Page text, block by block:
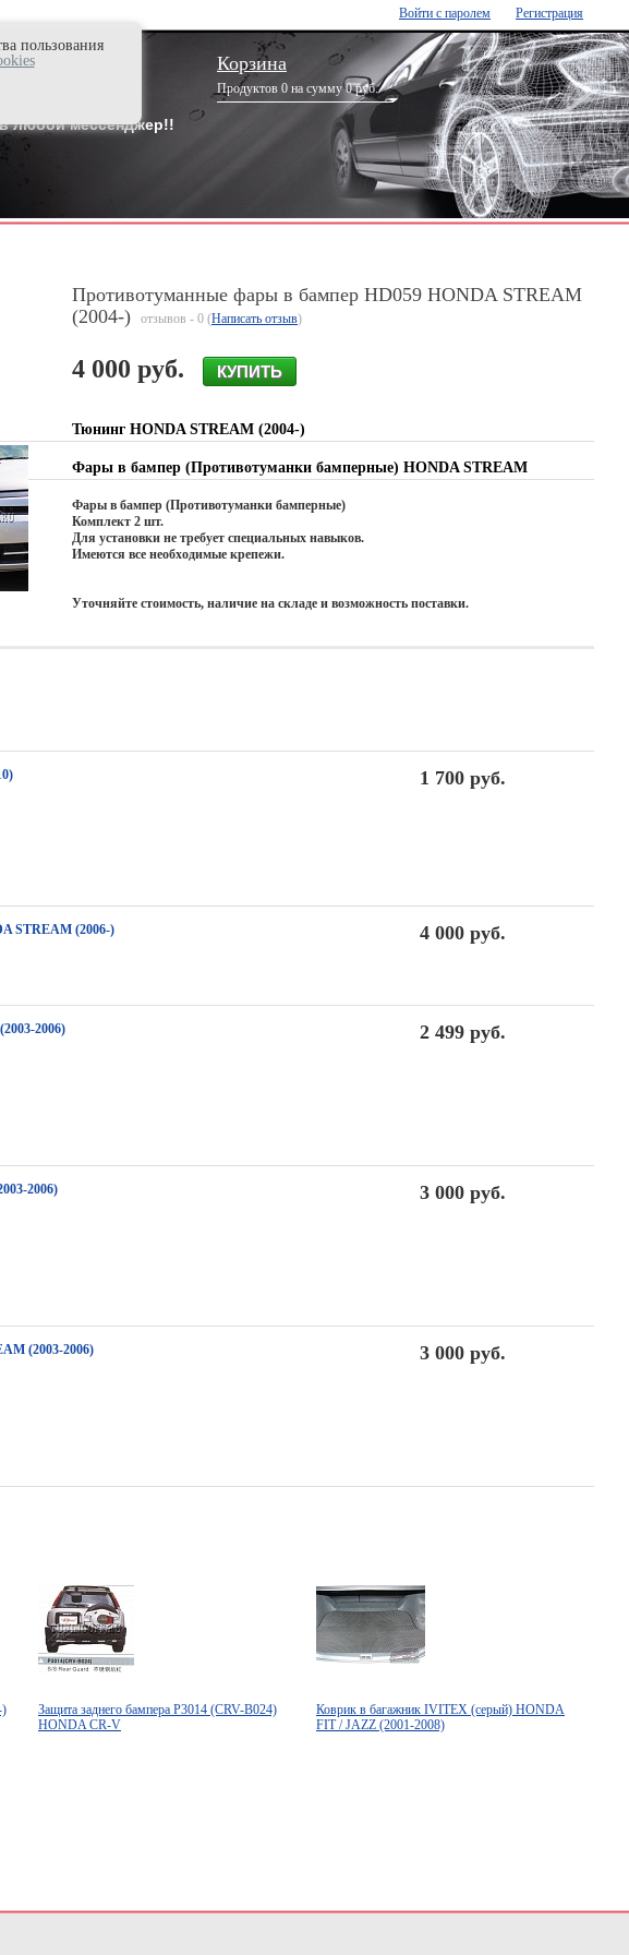
Войти с паролем Регистрация
Корзина
Продуктов 0 на сумму 0 руб.
любой мессенджер!!
Противотуманные фары в бампер HD059 HONDA STREAM
(2004-)
отзывов - 0 (Написать отзыв)
4 000 руб.
Тюнинг HONDA STREAM (2004-)
Фары в бампер (Противотуманки бамперные) HONDA STREAM
Фары в бампер (Противотуманки бамперные)
Комплект 2 шт.
Для установки не требует специальных навыков.
Имеются все необходимые крепежи.
Уточняйте стоимость, наличие на складе и возможность поставки.
1 700 руб.
STREAM (2006-) 4 000 руб.
2006) 2 499 руб.
2006) 3 000 руб.
(2003-2006) 3 000 руб.
)
Защита заднего бампера P3014 (CRV-B024)
HONDA CR-V
Коврик в багажник IVITEX (серый) HONDA
FIT / JAZZ (2001-2008)
пользования